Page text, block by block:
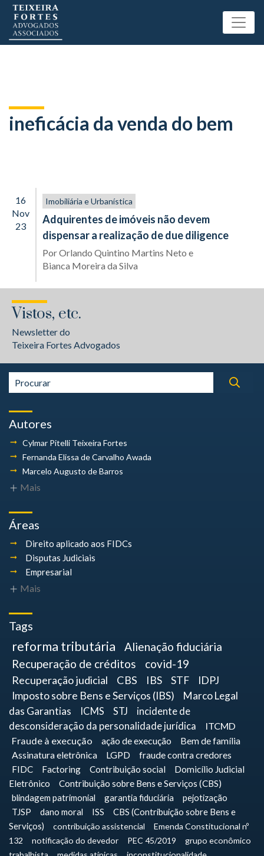
ineficácia da venda do bem
16
Nov
23
Imobiliária e Urbanística
Adquirentes de imóveis não devem
dispensar a realização de due diligence
PorOrlando Quintino Martins Neto e
Bianca Moreira da Silva
Vistos, etc.
Newsletter do
Teixeira Fortes Advogados
Autores
Cylmar Pitelli Teixeira Fortes
Fernanda Elissa de Carvalho Awada
Marcelo Augusto de Barros
Mais
Áreas
Direito aplicado aos FIDCs
Disputas Judiciais
Empresarial
Mais
Tags
reforma tributária
Alienação fiduciária
Recuperação de créditos
covid-19
Recuperação judicial CBS IBS STF
IDPJ
Imposto sobre Bens e Serviços (IBS)
Marco Legal
das Garantias
ICMS STJ
incidente de
desconsideração da personalidade jurídica
ITCMD
Fraude à execução
ação de execução
Bem de família
Assinatura eletrônica
LGPD fraude contra credores
FIDC Factoring Contribuição social
Domicílio Judicial
Eletrônico
Contribuição sobre Bens e Serviços (CBS)
blindagem patrimonial
garantia fiduciária
pejotização
TJSP
dano moral ISS
CBS (Contribuição sobre Bens e
Serviços)
contribuição assistencial
Emenda Constitucional nº
132
notificação do devedor PEC 45/2019
grupo econômico